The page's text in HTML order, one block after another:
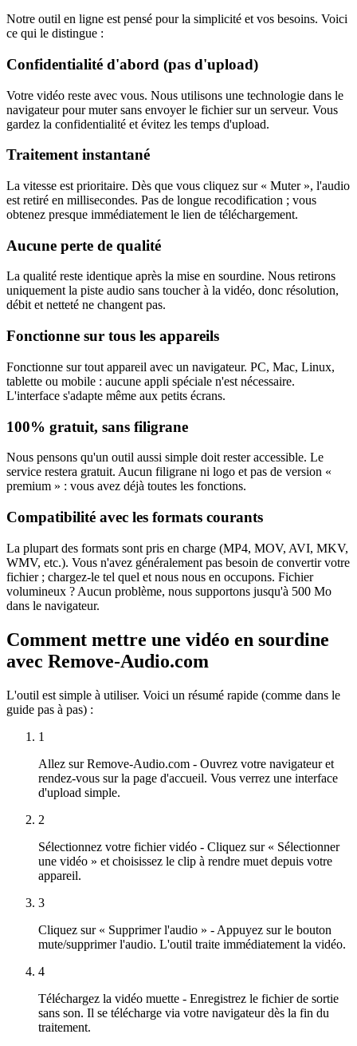
Notre outil en ligne est pensé pour la simplicité et vos besoins. Voici
ce qui le distingue :
Confidentialité d'abord (pas d'upload)
Votre vidéo reste avec vous. Nous utilisons une technologie dans le
navigateur pour muter sans envoyer le fichier sur un serveur. Vous
gardez la confidentialité et évitez les temps d'upload.
Traitement instantané
La vitesse est prioritaire. Dès que vous cliquez sur « Muter », l'audio
est retiré en millisecondes. Pas de longue recodification ; vous
obtenez presque immédiatement le lien de téléchargement.
Aucune perte de qualité
La qualité reste identique après la mise en sourdine. Nous retirons
uniquement la piste audio sans toucher à la vidéo, donc résolution,
débit et netteté ne changent pas.
Fonctionne sur tous les appareils
Fonctionne sur tout appareil avec un navigateur. PC, Mac, Linux,
tablette ou mobile : aucune appli spéciale n'est nécessaire.
L'interface s'adapte même aux petits écrans.
100% gratuit, sans filigrane
Nous pensons qu'un outil aussi simple doit rester accessible. Le
service restera gratuit. Aucun filigrane ni logo et pas de version «
premium » : vous avez déjà toutes les fonctions.
Compatibilité avec les formats courants
La plupart des formats sont pris en charge (MP4, MOV, AVI, MKV,
WMV, etc.). Vous n'avez généralement pas besoin de convertir votre
fichier ; chargez-le tel quel et nous nous en occupons. Fichier
volumineux ? Aucun problème, nous supportons jusqu'à 500 Mo
dans le navigateur.
Comment mettre une vidéo en sourdine
avec Remove-Audio.com
L'outil est simple à utiliser. Voici un résumé rapide (comme dans le
guide pas à pas) :
1
Allez sur Remove-Audio.com - Ouvrez votre navigateur et
rendez-vous sur la page d'accueil. Vous verrez une interface
d'upload simple.
2
Sélectionnez votre fichier vidéo - Cliquez sur « Sélectionner
une vidéo » et choisissez le clip à rendre muet depuis votre
appareil.
3
Cliquez sur « Supprimer l'audio » - Appuyez sur le bouton
mute/supprimer l'audio. L'outil traite immédiatement la vidéo.
4
Téléchargez la vidéo muette - Enregistrez le fichier de sortie
sans son. Il se télécharge via votre navigateur dès la fin du
traitement.